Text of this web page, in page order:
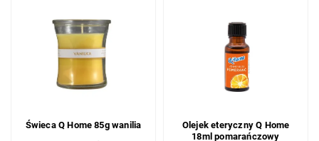
Świeca Q Home 85g wanilia
Olejek eteryczny Q Home
18ml pomarańczowy